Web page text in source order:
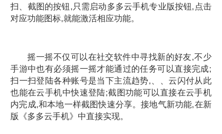
扫、截图的按钮,只需启动多多云手机专业版按钮,点击
对应功能图标,就能激活相应功能。
摇一摇不仅可以在社交软件中寻找新的好友,不少
手游中也有必须摇一摇才能通过的任务可以直接完成;
扫一扫登陆各种账号是当下主流趋势,、、云闪付从此
也能在云手机中快速登陆;截图功能可以直接在云手机
内完成,和本地一样截图快速分享。接地气新功能,在新
版《多多云手机》中直接实现。